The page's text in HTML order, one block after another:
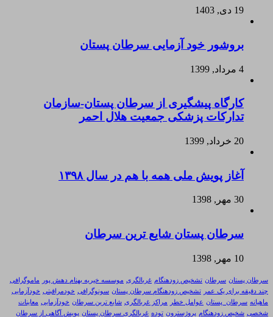
19 دی, 1403
بروشور خود آزمایی سرطان پستان
4 مرداد, 1399
کارگاه پیشگیری از سرطان پستان-سازمان
تدارکات پزشکی جمعیت هلال احمر
20 خرداد, 1399
آغاز پویش ملی همه با هم در سال ۱۳۹۸
30 مهر, 1398
سرطان پستان شایع ترین سرطان
10 مهر, 1398
سرطان پستان سرطان تشخیص زودهنگام غربالگری موسسه خیریه بهنام دهش پور
ماموگرافی
چند دقیقه برای یک عمر
تشخیص زودهنگام سرطان پستان سونوگرافی خودمراقبتی خودآزمایی
ماهیانه سرطان_پستان عوامل خطر مراکز غربالگری شایع ترین سرطان خودآزمایی معاینات
شخصی شخیص زودهنگام پروژسترون توده غربالگری سرطان پستان پویش آگاهی از سرطان